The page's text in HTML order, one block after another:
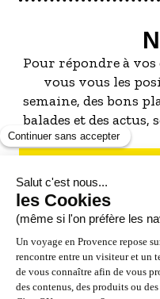
Pour répondre à
vous vous les
semaine, des bons
balades et des
S'INSCRIRE
NOS